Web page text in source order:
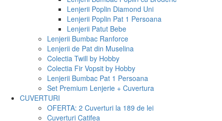
Lenjerii Poplin Diamond Uni
Lenjerii Poplin Pat 1 Persoana
Lenjerii Patut Bebe
Lenjerii Bumbac Ranforce
Lenjerii de Pat din Muselina
Colectia Twill by Hobby
Colectia Fir Vopsit by Hobby
Lenjerii Bumbac Pat 1 Persoana
Set Premium Lenjerie + Cuvertura
CUVERTURI
OFERTA: 2 Cuverturi la 189 de lei
Cuverturi Catifea